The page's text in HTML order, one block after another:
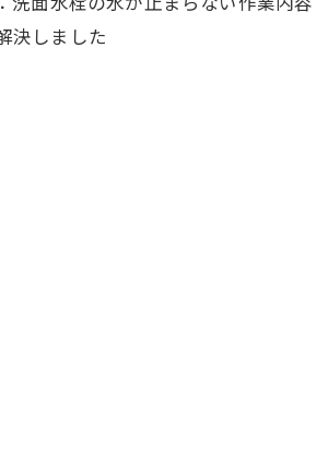
決しました